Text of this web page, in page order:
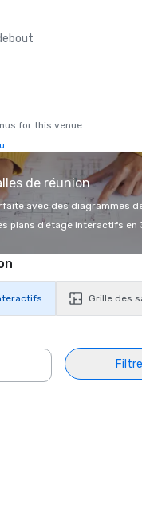
for this venue.
de réunion
avec des diagrammes
plans d’étage interactifs en
Grille des